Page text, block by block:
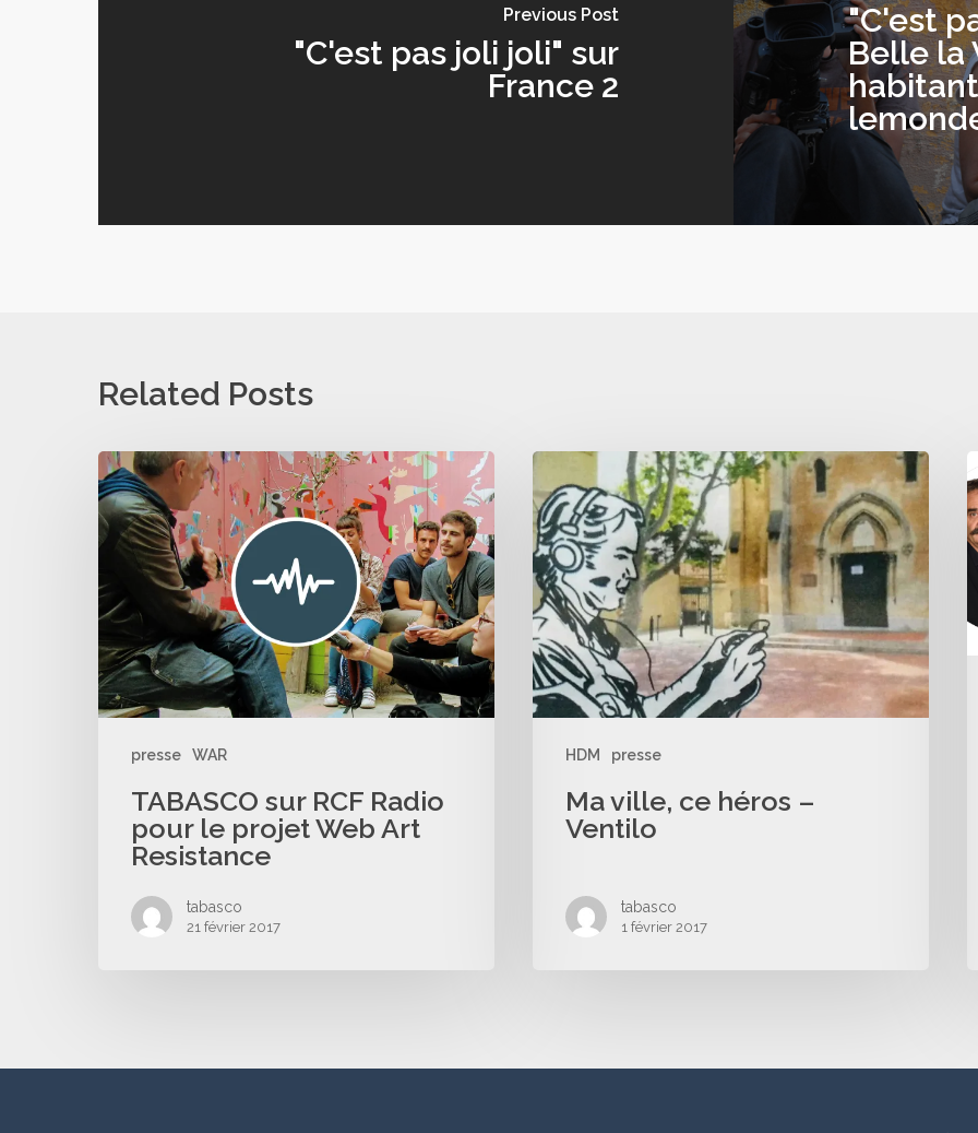
Previous Post
"C'est pas joli joli" sur
France 2
"C'est
Belle la
Related Posts
presse WAR
TABASCO sur RCF Radio
pour le projet Web Art
Resistance
tabasco
21 février 2017
HDM presse
Ma ville, ce héros –
Ventilo
tabasco
1 février 2017